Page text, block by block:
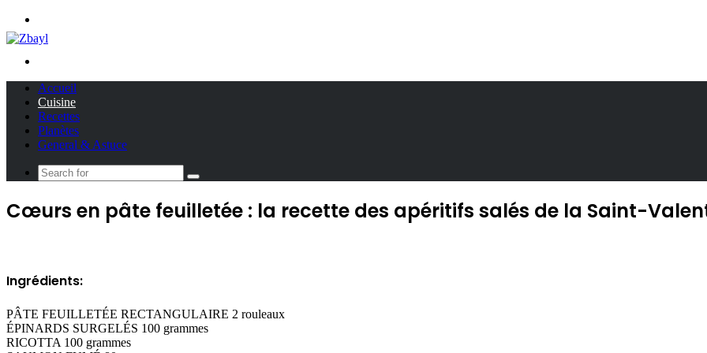
Accueil
Cuisine
Recettes
Planètes
General & Astuce
Search
Cœurs en pâte feuilletée : la recette des apéritifs salés de la Saint-
Ingrédients:
PÂTE FEUILLETÉE RECTANGULAIRE 2 rouleaux
ÉPINARDS SURGELÉS 100 grammes
RICOTTA 100 grammes